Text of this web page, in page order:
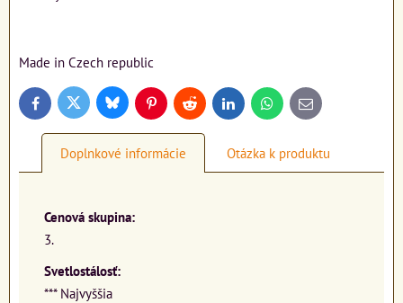
Made in Czech republic
FacebookTwitter BlueskyPinterestReddit LinkedInWhatsApp
E-
mail
Doplnkové informácie Otázka k produktu
Cenová skupina:
3.
Svetlostálosť:
*** Najvyššia